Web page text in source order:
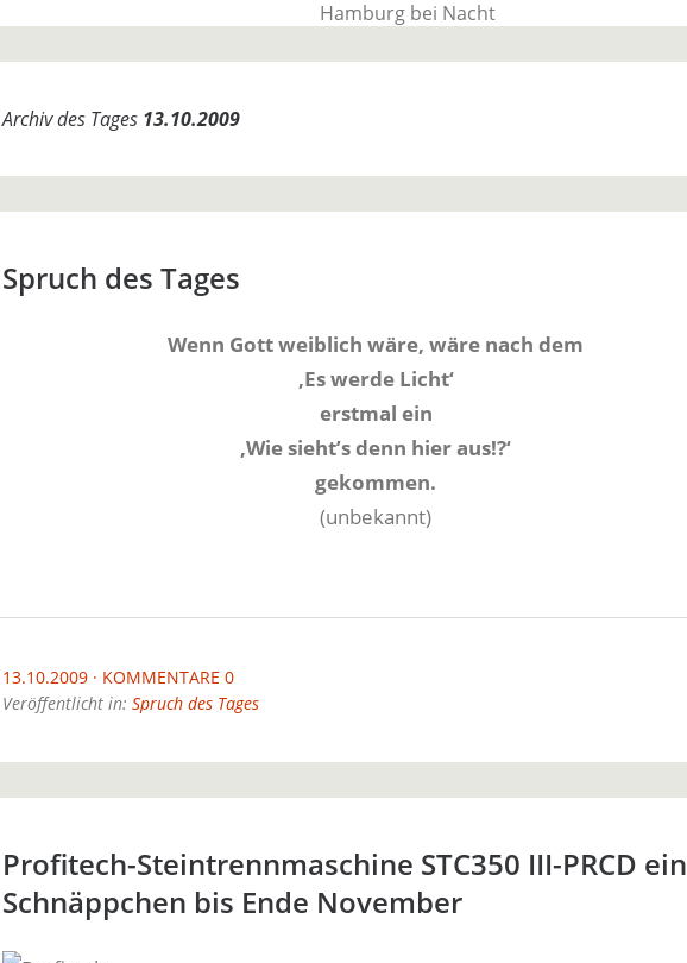
BauTime Blog
Über uns, über Produkte und unseren Alltag
Archiv des Tages 13.10.2009
Spruch des Tages
Wenn Gott weiblich wäre, wäre nach dem
‚Es werde Licht‘
erstmal ein
‚Wie sieht’s denn hier aus!?‘
gekommen.
(unbekannt)
13.10.2009
KOMMENTARE 0
Veröffentlicht in: Spruch des Tages
Profitech-Steintrennmaschine STC350 III-PRCD ein
Schnäppchen bis Ende November